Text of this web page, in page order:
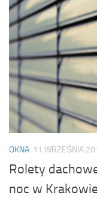
OKNA 11 WRZEŚNIA
Rolety
noc w Krakowie